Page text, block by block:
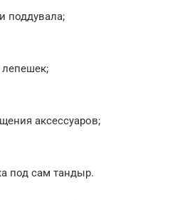
поддувала;
лепешек;
аксессуаров;
под сам тандыр.